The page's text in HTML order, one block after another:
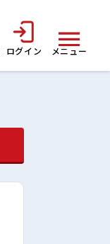
ログイン メニュー